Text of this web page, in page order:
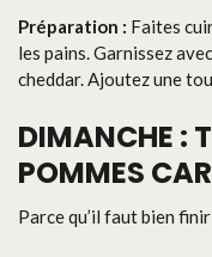
Préparation : Faites
les pains. Garnissez
cheddar. Ajoutez une
DIMANCHE :
POMMES
Parce qu’il faut bien